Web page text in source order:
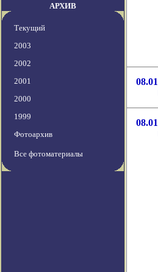
АРХИВ
Текущий
2003
2002
2001
2000
1999
Фотоархив
Все фотоматериалы